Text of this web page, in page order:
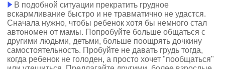
В подобной ситуации прекратить грудное
вскармливание быстро и не травматично не удастся.
Сначала нужно, чтобы ребенок хотя бы немного стал
автономен от мамы. Попробуйте больше общаться с
другими людьми, детьми, больше поощрять дочкину
самостоятельность. Пробуйте не давать грудь тогда,
когда ребенок не голоден, а просто хочет "пообщаться"